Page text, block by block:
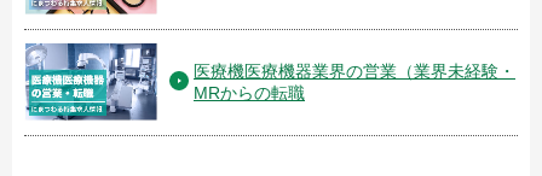
医療機医療機器業界の営業（業界未経験・
MRからの転職